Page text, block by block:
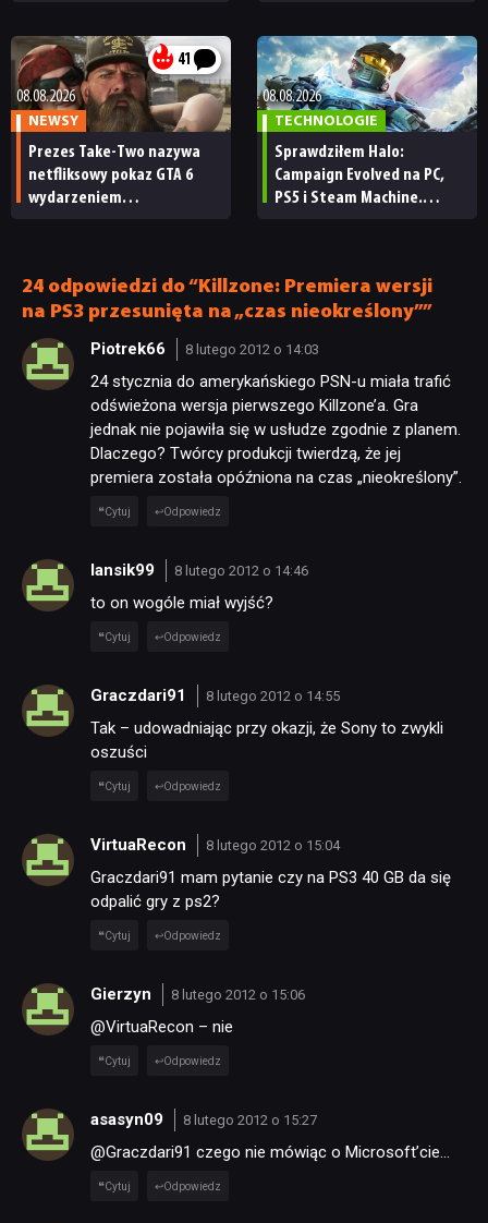
przerwie”
41
08.08.2026
NEWSY
Prezes Take-Two nazywa
netfliksowy pokaz GTA 6
wydarzeniem
08.08.2026
TECHNOLOGIE
Sprawdziłem Halo:
Campaign Evolved na PC,
PS5 i Steam Machine.
24 odpowiedzi do “Killzone: Premiera wersji
na PS3 przesunięta na „czas nieokreślony””
Piotrek66 8 lutego 2012 o 14:03
24 stycznia do amerykańskiego PSN-u miała trafić
odświeżona wersja pierwszego Killzone’a. Gra
jednak nie pojawiła się w usłudze zgodnie z planem.
Dlaczego? Twórcy produkcji twierdzą, że jej
premiera została opóźniona na czas „nieokreślony”.
Cytuj Odpowiedz
lansik99 8 lutego 2012 o 14:46
to on wogóle miał wyjść?
Cytuj Odpowiedz
Graczdari91 8 lutego 2012 o 14:55
Tak – udowadniając przy okazji, że Sony to zwykli
oszuści
Cytuj Odpowiedz
VirtuaRecon 8 lutego 2012 o 15:04
Graczdari91 mam pytanie czy na PS3 40 GB da się
odpalić gry z ps2?
Cytuj Odpowiedz
Gierzyn 8 lutego 2012 o 15:06
@VirtuaRecon – nie
Cytuj Odpowiedz
asasyn09 8 lutego 2012 o 15:27
@Graczdari91 czego nie mówiąc o Microsoft’cie…
Cytuj Odpowiedz